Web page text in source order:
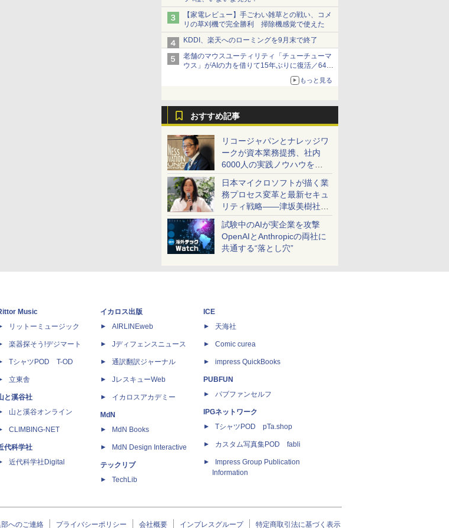
【家電レビュー】手ごわい雑草との戦い、コメ
リの草刈機で完全勝利 掃除機感覚で使えた
KDDI、楽天へのローミングを9月末で終了
老舗のマウスユーティリティ「チューチューマ
ウス」がAIの力を借りて15年ぶりに復活／64bit
化、Windows 10/11、「Chrome」も走り回
る。復活記念で2026年末まで500円
もっと見る
おすすめ記事
リコージャパンとナレッジワ
ークが資本業務提携、社内
6000人の実践ノウハウを生
かした「AI商談記録 for
RICOH」を展開へ
日本マイクロソフトが描く業
務プロセス変革と最新セキュ
リティ戦略――津坂美樹社長
が2027年度戦略を説明
試験中のAIが実企業を攻撃
OpenAIとAnthropicの両社に
共通する“落とし穴”
Music
リットーミュージック
楽器探そう!デジマート
TシャツPOD T-OD
立東舎
と溪谷社
山と溪谷オンライン
CLIMBING-NET
代科学社
近代科学社Digital
イカロス出版
AIRLINEweb
Jディフェンスニュース
通訳翻訳ジャーナル
JレスキューWeb
イカロスアカデミー
MdN
MdN Books
MdN Design Interactive
テックリブ
TechLib
ICE
天海社
Comic curea
impress QuickBooks
PUBFUN
パブファンセルフ
IPGネットワーク
TシャツPOD pTa.shop
カスタム写真集POD fabli
Impress Group Publication
Information
へのご連絡 プライバシーポリシー 会社概要 インプレスグループ 特定商取引法に基づく表示